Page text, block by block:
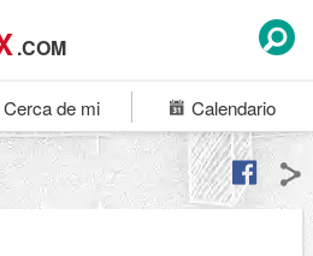
.COM
Cerca de mi Calendario